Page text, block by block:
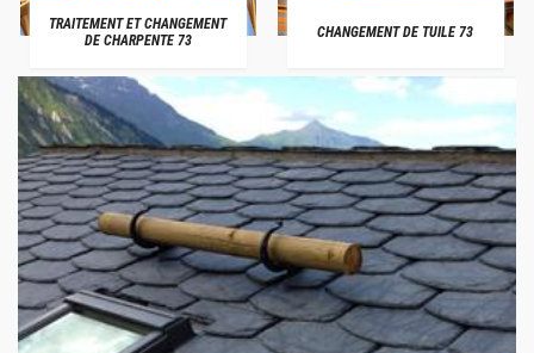
TRAITEMENT ET CHANGEMENT
DE CHARPENTE 73
CHANGEMENT DE TUILE 73